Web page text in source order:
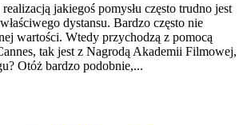
jakiegoś pomysłu często trudno jest
dystansu. Bardzo często nie
wartości. Wtedy przychodzą z pomocą
tak jest z Nagrodą Akademii Filmowej,
Otóż bardzo podobnie,...